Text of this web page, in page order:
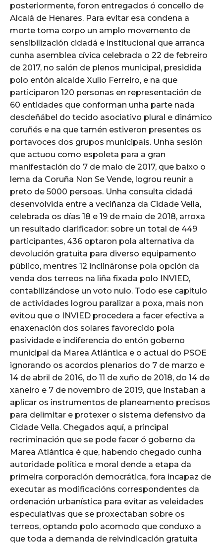
posteriormente, foron entregados ó concello de
Alcalá de Henares. Para evitar esa condena a
morte toma corpo un amplo movemento de
sensibilización cidadá e institucional que arranca
cunha asemblea cívica celebrada o 22 de febreiro
de 2017, no salón de plenos municipal, presidida
polo entón alcalde Xulio Ferreiro, e na que
participaron 120 personas en representación de
60 entidades que conforman unha parte nada
desdeñábel do tecido asociativo plural e dinámico
coruñés e na que tamén estiveron presentes os
portavoces dos grupos municipais. Unha sesión
que actuou como espoleta para a gran
manifestación do 7 de maio de 2017, que baixo o
lema da Coruña Non Se Vende, logrou reunir a
preto de 5000 persoas. Unha consulta cidadá
desenvolvida entre a veciñanza da Cidade Vella,
celebrada os días 18 e 19 de maio de 2018, arroxa
un resultado clarificador: sobre un total de 449
participantes, 436 optaron pola alternativa da
devolución gratuita para diverso equipamento
público, mentres 12 inclináronse pola opción da
venda dos terreos na liña fixada polo INVIED,
contabilizándose un voto nulo. Todo ese capítulo
de actividades logrou paralizar a poxa, mais non
evitou que o INVIED procedera a facer efectiva a
enaxenación dos solares favorecido pola
pasividade e indiferencia do entón goberno
municipal da Marea Atlántica e o actual do PSOE
ignorando os acordos plenarios do 7 de marzo e
14 de abril de 2016, do 11 de xuño de 2018, do 14 de
xaneiro e 7 de novembro de 2019, que instaban a
aplicar os instrumentos de planeamento precisos
para delimitar e protexer o sistema defensivo da
Cidade Vella. Chegados aquí, a principal
recriminación que se pode facer ó goberno da
Marea Atlántica é que, habendo chegado cunha
autoridade política e moral dende a etapa da
primeira corporación democrática, fora incapaz de
executar as modificacións correspondentes da
ordenación urbanística para evitar as veleidades
especulativas que se proxectaban sobre os
terreos, optando polo acomodo que conduxo a
que toda a demanda de reivindicación gratuita